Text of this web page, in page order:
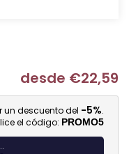
desde €22,59
un descuento del -5%.
el código: PROMO5